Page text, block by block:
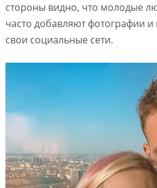
стороны видно, что молодые
часто добавляют фотографии и
свои социальные сети.